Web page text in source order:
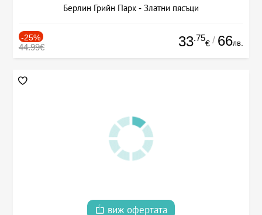
Берлин Грийн Парк - Златни пясъци
-25%
44.99€ 33.75
€ / 66лв.
виж офертата